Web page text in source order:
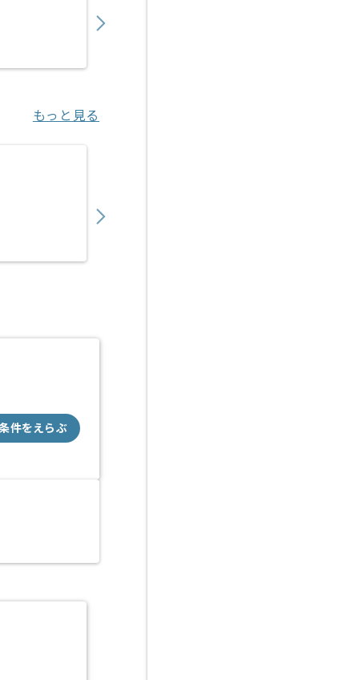
もっと見る
件をえらぶ